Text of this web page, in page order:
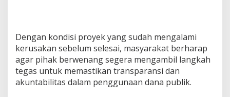
Dengan kondisi proyek yang sudah mengalami
kerusakan sebelum selesai, masyarakat berharap
agar pihak berwenang segera mengambil langkah
tegas untuk memastikan transparansi dan
akuntabilitas dalam penggunaan dana publik.